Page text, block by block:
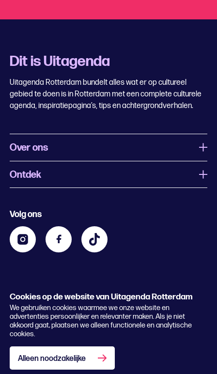
Cookies op de website van Uitagenda Rotterdam
We gebruiken cookies waarmee we onze website en
advertenties persoonlijker en relevanter maken. Als je niet
akkoord gaat, plaatsen we alleen functionele en analytische
cookies.
Alleen noodzakelijke
Dit is Uitagenda
Uitagenda Rotterdam bundelt alles wat er op cultureel
gebied te doen is in Rotterdam met een complete culturele
agenda, inspiratiepagina’s, tips en achtergrondverhalen.
Over ons
Wat is Uitagenda Rotterdam
Contact
Zakelijk
Lees het magazine
Ontdek
Kids
Volg ons
© 2026 Rotterdam Festivals